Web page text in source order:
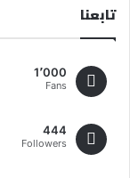
تابعنا
1٬000
Fans
444
Followers